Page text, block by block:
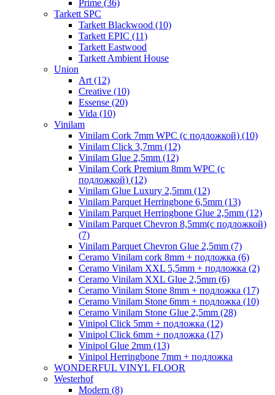
Prime (36)
Tarkett SPC
Tarkett Blackwood (10)
Tarkett EPIC (11)
Tarkett Eastwood
Tarkett Ambient House
Union
Art (12)
Creative (10)
Essense (20)
Vida (10)
Vinilam
Vinilam Cork 7mm WPC (с подложкой) (10)
Vinilam Click 3,7mm (12)
Vinilam Glue 2,5mm (12)
Vinilam Cork Premium 8mm WPC (с
подложкой) (12)
Vinilam Glue Luxury 2,5mm (12)
Vinilam Parquet Herringbone 6,5mm (13)
Vinilam Parquet Herringbone Glue 2,5mm (12)
Vinilam Parquet Chevron 8,5mm(с подложкой)
(7)
Vinilam Parquet Chevron Glue 2,5mm (7)
Ceramo Vinilam cork 8mm + подложка (6)
Ceramo Vinilam XXL 5,5mm + подложка (2)
Ceramo Vinilam XXL Glue 2,5mm (6)
Ceramo Vinilam Stone 8mm + подложка (17)
Ceramo Vinilam Stone 6mm + подложка (10)
Ceramo Vinilam Stone Glue 2,5mm (28)
Vinipol Click 5mm + подложка (12)
Vinipol Click 6mm + подложка (17)
Vinipol Glue 2mm (13)
Vinipol Herringbone 7mm + подложка
WONDERFUL VINYL FLOOR
Westerhof
Modern (8)